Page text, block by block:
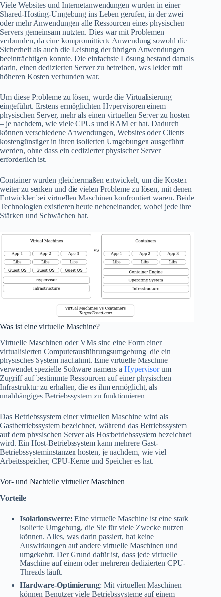
Viele Websites und Internetanwendungen wurden in einer
Shared-Hosting-Umgebung ins Leben gerufen, in der zwei
oder mehr Anwendungen alle Ressourcen eines physischen
Servers gemeinsam nutzten. Dies war mit Problemen
verbunden, da eine kompromittierte Anwendung sowohl die
Sicherheit als auch die Leistung der übrigen Anwendungen
beeinträchtigen konnte. Die einfachste Lösung bestand damals
darin, einen dedizierten Server zu betreiben, was leider mit
höheren Kosten verbunden war.
Um diese Probleme zu lösen, wurde die Virtualisierung
eingeführt. Erstens ermöglichten Hypervisoren einem
physischen Server, mehr als einen virtuellen Server zu hosten
– je nachdem, wie viele CPUs und RAM er hat. Dadurch
können verschiedene Anwendungen, Websites oder Clients
kostengünstiger in ihren isolierten Umgebungen ausgeführt
werden, ohne dass ein dedizierter physischer Server
erforderlich ist.
Container wurden gleichermaßen entwickelt, um die Kosten
weiter zu senken und die vielen Probleme zu lösen, mit denen
Entwickler bei virtuellen Maschinen konfrontiert waren. Beide
Technologien existieren heute nebeneinander, wobei jede ihre
Stärken und Schwächen hat.
Was ist eine virtuelle Maschine?
Virtuelle Maschinen oder VMs sind eine Form einer
virtualisierten Computerausführungsumgebung, die ein
physisches System nachahmt. Eine virtuelle Maschine
verwendet spezielle Software namens a Hypervisorum
Zugriff auf bestimmte Ressourcen auf einer physischen
Infrastruktur zu erhalten, die es ihm ermöglicht, als
unabhängiges Betriebssystem zu funktionieren.
Das Betriebssystem einer virtuellen Maschine wird als
Gastbetriebssystem bezeichnet, während das Betriebssystem
auf dem physischen Server als Hostbetriebssystem bezeichnet
wird. Ein Host-Betriebssystem kann mehrere Gast-
Betriebssysteminstanzen hosten, je nachdem, wie viel
Arbeitsspeicher, CPU-Kerne und Speicher es hat.
Vor- und Nachteile virtueller Maschinen
Vorteile
Isolationswerte: Eine virtuelle Maschine ist eine stark
isolierte Umgebung, die Sie für viele Zwecke nutzen
können. Alles, was darin passiert, hat keine
Auswirkungen auf andere virtuelle Maschinen und
umgekehrt. Der Grund dafür ist, dass jede virtuelle
Maschine auf einem oder mehreren dedizierten CPU-
Threads läuft.
Hardware-Optimierung: Mit virtuellen Maschinen
können Benutzer viele Betriebssysteme auf einem